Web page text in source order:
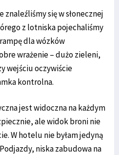
się w słonecznej
z lotniska pojechaliśmy
dla wózków
wrażenie – dużo zieleni,
wejściu oczywiście
kontrolna.
jest widoczna na każdym
ale widok broni nie
W hotelu nie byłam jedyną
niska zabudowa na